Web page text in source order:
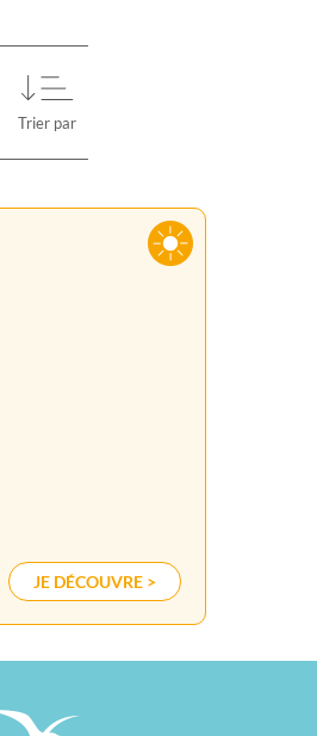
Trier par
JE DÉCOUVRE >